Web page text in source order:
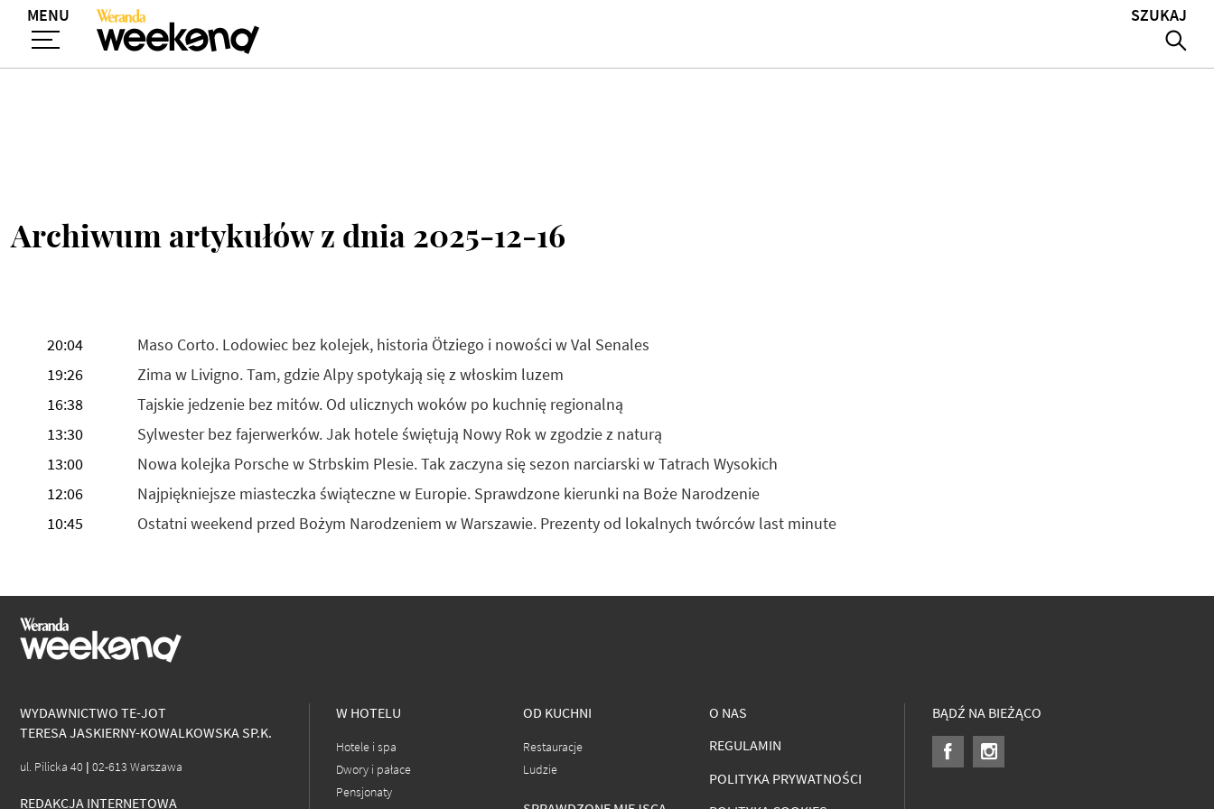
MENU SZUKAJ
Archiwum artykułów z dnia 2025-12-16
20:04
Maso Corto. Lodowiec bez kolejek, historia Ötziego i nowości w Val Senales
19:26
Zima w Livigno. Tam, gdzie Alpy spotykają się z włoskim luzem
16:38
Tajskie jedzenie bez mitów. Od ulicznych woków po kuchnię regionalną
13:30
Sylwester bez fajerwerków. Jak hotele świętują Nowy Rok w zgodzie z naturą
13:00
Nowa kolejka Porsche w Strbskim Plesie. Tak zaczyna się sezon narciarski w Tatrach Wysokich
12:06
Najpiękniejsze miasteczka świąteczne w Europie. Sprawdzone kierunki na Boże Narodzenie
10:45
Ostatni weekend przed Bożym Narodzeniem w Warszawie. Prezenty od lokalnych twórców last minute
WYDAWNICTWO TE-JOT
TERESA JASKIERNY-KOWALKOWSKA SP.K.
ul. Pilicka 40 | 02-613 Warszawa
REDAKCJA INTERNETOWA
W HOTELU
Hotele i spa
Dwory i pałace
Pensjonaty
OD KUCHNI
Restauracje
Ludzie
O NAS
REGULAMIN
POLITYKA PRYWATNOŚCI
BĄDŹ NA BIEŻĄCO